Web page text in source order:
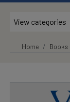
View categories
Home Books